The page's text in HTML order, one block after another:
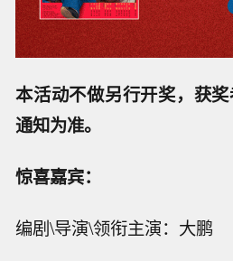
本活动不做另行开奖，获
通知为准。
惊喜嘉宾：
编剧\导演\领衔主演：大鹏